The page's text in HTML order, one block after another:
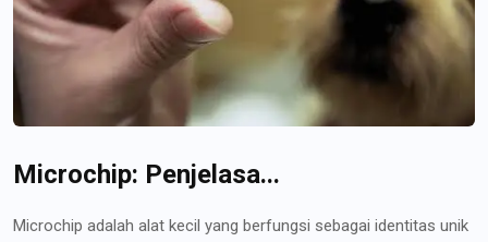
Microchip: Penjelasa...
Microchip adalah alat kecil yang berfungsi sebagai identitas unik